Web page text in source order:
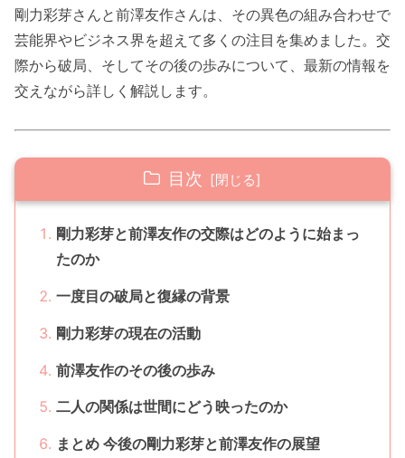
剛力彩芽さんと前澤友作さんは、その異色の組み合わせで
芸能界やビジネス界を超えて多くの注目を集めました。交
際から破局、そしてその後の歩みについて、最新の情報を
交えながら詳しく解説します。
目次
剛力彩芽と前澤友作の交際はどのように始まっ
たのか
一度目の破局と復縁の背景
剛力彩芽の現在の活動
前澤友作のその後の歩み
二人の関係は世間にどう映ったのか
まとめ 今後の剛力彩芽と前澤友作の展望